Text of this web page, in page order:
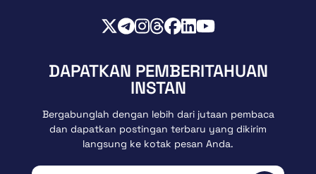
DAPATKAN PEMBERITAHUAN
INSTAN
Bergabunglah dengan lebih dari jutaan pembaca
dan dapatkan postingan terbaru yang dikirim
langsung ke kotak pesan Anda.